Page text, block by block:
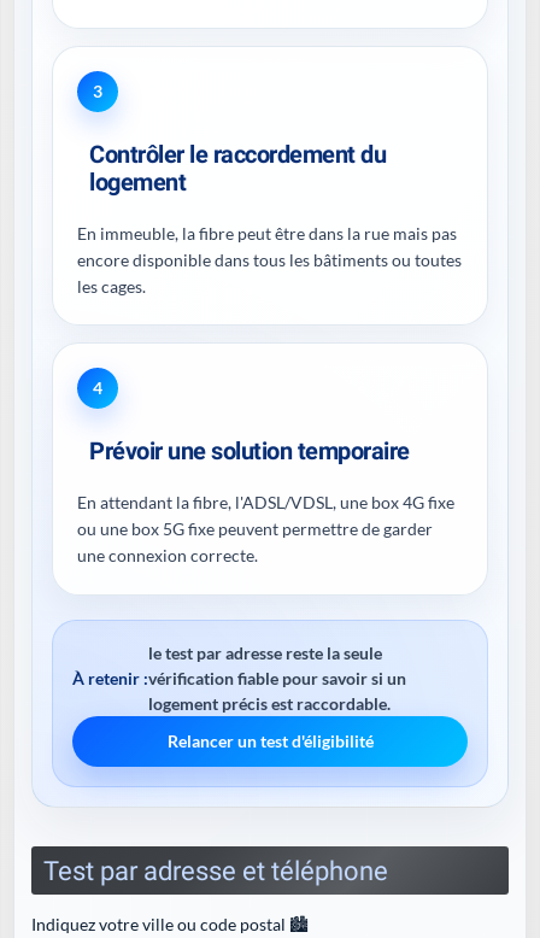
3
Contrôler le raccordement du
logement
En immeuble, la fibre peut être dans la rue mais pas
encore disponible dans tous les bâtiments ou toutes
les cages.
4
Prévoir une solution temporaire
En attendant la fibre, l'ADSL/VDSL, une box 4G fixe
ou une box 5G fixe peuvent permettre de garder
une connexion correcte.
À retenir :
le test par adresse reste la seule
vérification fiable pour savoir si un
logement précis est raccordable.
Relancer un test d'éligibilité
Test par adresse et téléphone
Indiquez votre ville ou code postal 🏙️